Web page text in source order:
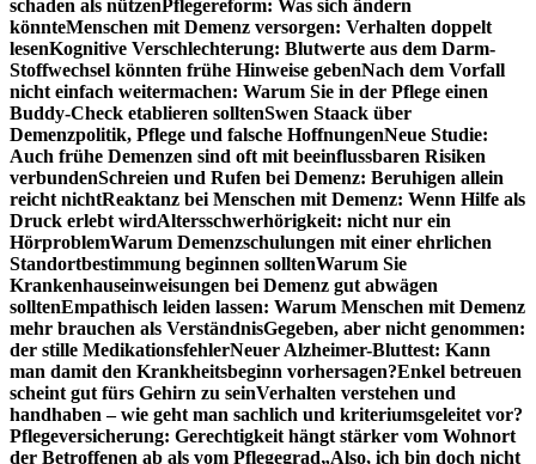
schaden als nützenPflegereform: Was sich ändern
könnteMenschen mit Demenz versorgen: Verhalten doppelt
lesenKognitive Verschlechterung: Blutwerte aus dem Darm-
Stoffwechsel könnten frühe Hinweise gebenNach dem Vorfall
nicht einfach weitermachen: Warum Sie in der Pflege einen
Buddy-Check etablieren solltenSwen Staack über
Demenzpolitik, Pflege und falsche HoffnungenNeue Studie:
Auch frühe Demenzen sind oft mit beeinflussbaren Risiken
verbundenSchreien und Rufen bei Demenz: Beruhigen allein
reicht nichtReaktanz bei Menschen mit Demenz: Wenn Hilfe als
Druck erlebt wirdAltersschwerhörigkeit: nicht nur ein
HörproblemWarum Demenzschulungen mit einer ehrlichen
Standortbestimmung beginnen solltenWarum Sie
Krankenhauseinweisungen bei Demenz gut abwägen
solltenEmpathisch leiden lassen: Warum Menschen mit Demenz
mehr brauchen als VerständnisGegeben, aber nicht genommen:
der stille MedikationsfehlerNeuer Alzheimer-Bluttest: Kann
man damit den Krankheitsbeginn vorhersagen?Enkel betreuen
scheint gut fürs Gehirn zu seinVerhalten verstehen und
handhaben – wie geht man sachlich und kriteriumsgeleitet vor?
Pflegeversicherung: Gerechtigkeit hängt stärker vom Wohnort
der Betroffenen ab als vom Pflegegrad„Also, ich bin doch nicht